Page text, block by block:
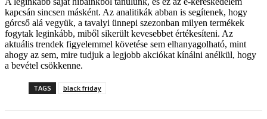
kapcsán sincsen másként. Az analitikák abban is segítenek, hogy
górcső alá vegyük, a tavalyi ünnepi szezonban milyen termékek
fogytak leginkább, miből sikerült kevesebbet értékesíteni. Az
aktuális trendek figyelemmel követése sem elhanyagolható, mint
ahogy az sem, mire tudjuk a legjobb akciókat kínálni anélkül, hogy
a bevétel csökkenne.
TAGS black friday